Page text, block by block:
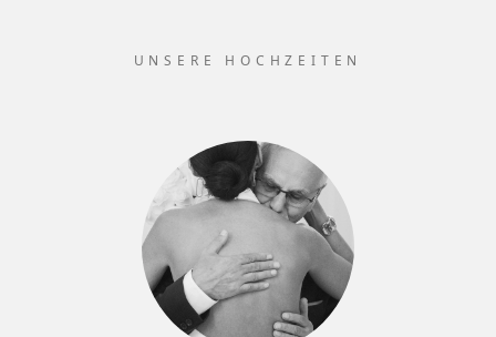
UNSERE HOCHZEITEN